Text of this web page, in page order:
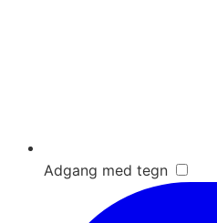
Adgang med tegn